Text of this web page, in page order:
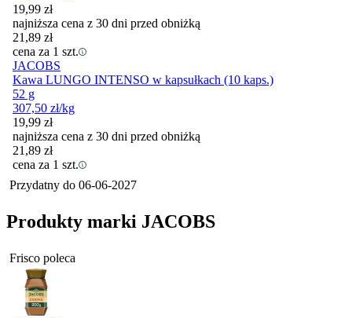
19,99 zł
najniższa cena z 30 dni przed obniżką
21,89 zł
cena za 1 szt.
JACOBS
Kawa LUNGO INTENSO w kapsułkach (10 kaps.)
52 g
307,50 zł/kg
19,99 zł
najniższa cena z 30 dni przed obniżką
21,89 zł
cena za 1 szt.
Przydatny do 06-06-2027
Produkty marki JACOBS
Frisco poleca